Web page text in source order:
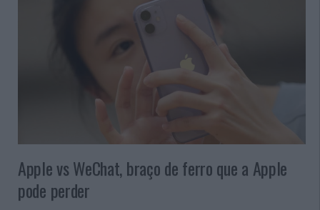
Apple vs WeChat, braço de ferro que a Apple
pode perder